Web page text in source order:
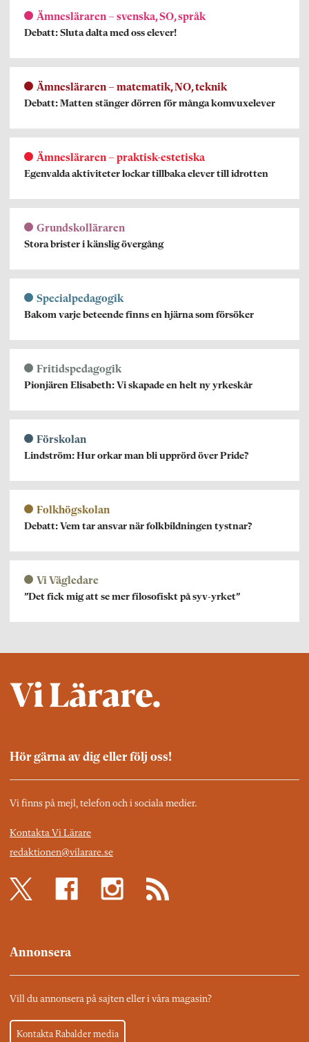
Ämnesläraren – svenska, SO, språk
Debatt: Sluta dalta med oss elever!
Ämnesläraren – matematik, NO, teknik
Debatt: Matten stänger dörren för många komvuxelever
Ämnesläraren – praktisk-estetiska
Egenvalda aktiviteter lockar tillbaka elever till idrotten
Grundskolläraren
Stora brister i känslig övergång
Specialpedagogik
Bakom varje beteende finns en hjärna som försöker
Fritidspedagogik
Pionjären Elisabeth: Vi skapade en helt ny yrkeskår
Förskolan
Lindström: Hur orkar man bli upprörd över Pride?
Folkhögskolan
Debatt: Vem tar ansvar när folkbildningen tystnar?
Vi Vägledare
”Det fick mig att se mer filosofiskt på syv-yrket”
Hör gärna av dig eller följ oss!
Vi finns på mejl, telefon och i sociala medier.
Kontakta Vi Lärare
redaktionen@vilarare.se
Annonsera
Vill du annonsera på sajten eller i våra magasin?
Kontakta Rabalder media